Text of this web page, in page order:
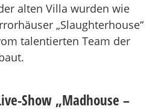
alten Villa wurden wie
„Slaughterhouse“
talentierten Team der
Show „Madhouse –